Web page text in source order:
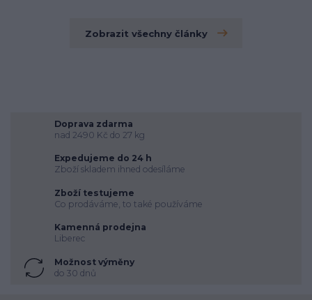
Zobrazit všechny články
Doprava zdarma
nad 2490 Kč do 27 kg
Expedujeme do 24 h
Zboží skladem ihned odesíláme
Zboží testujeme
Co prodáváme, to také používáme
Kamenná prodejna
Liberec
Možnost výměny
do 30 dnů